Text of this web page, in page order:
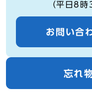
（平日8
お問い合
忘れ